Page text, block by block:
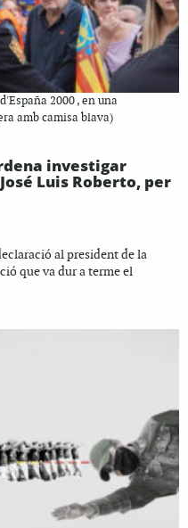
2000 , en una
amb camisa blava)
investigar
Luis Roberto, per
al president de la
que va dur a terme el